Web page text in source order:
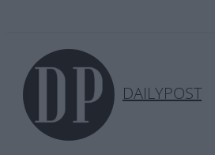
DAILYPOST